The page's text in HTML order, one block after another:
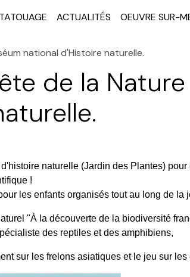
ACTUALITÉS OEUVRE SUR-
national d'Histoire naturelle.
de la
naturelle (Jardin des Plantes) pour
!
les enfants organisés tout au long de la
"À la découverte de la biodiversité
des reptiles et des amphibiens,
sur les frelons asiatiques et le jeu sur les